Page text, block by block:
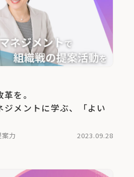
を。
ジメントに学ぶ、「よい
力 2023.09.28